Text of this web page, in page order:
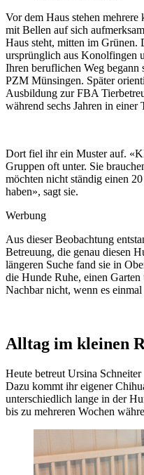
Vor dem Haus stehen
mit Bellen auf sich
Haus steht, mitten im Grünen.
ursprünglich aus Konolfingen
Ihren beruflichen Weg begann
PZM Münsingen. Später
Ausbildung zur FBA
während sechs Jahren in einer
Dort fiel ihr ein Muster auf.
Gruppen oft unter. Sie
möchten nicht ständig einen
haben», sagt sie.
Werbung
Aus dieser Beobachtung
Betreuung, die genau diesen
längeren Suche fand sie in
die Hunde Ruhe, einen
Nachbar nicht, wenn es
Alltag im kleinen
Heute betreut Ursina
Dazu kommt ihr eigener
unterschiedlich lange in der
bis zu mehreren Wochen